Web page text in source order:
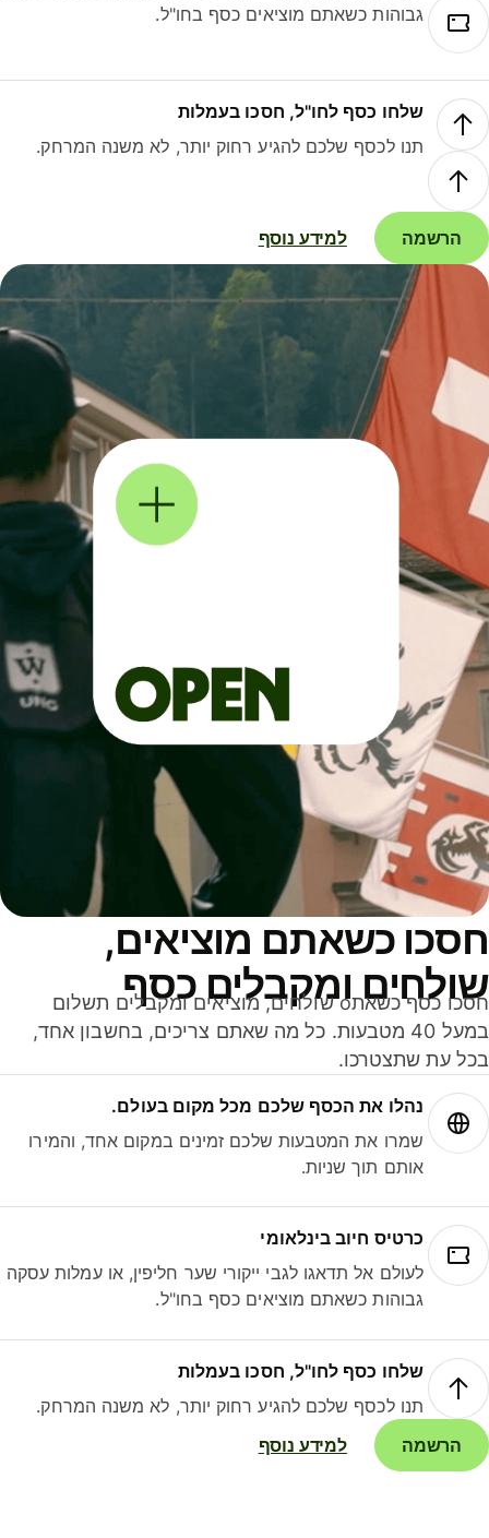
גבוהות כשאתם מוציאים כסף בחו"ל.
שלחו כסף לחו"ל, חסכו בעמלות
תנו לכסף שלכם להגיע רחוק יותר, לא משנה המרחק.
הרשמה למידע נוסף
כשאתם מוציאים,
ומקבלים כסף
חסכו כסף כשאתo שולחים, מוציאים ומקבלים תשלום
במעל 40 מטבעות. כל מה שאתם צריכים, בחשבון אחד,
עת שתצטרכו.
נהלו את הכסף שלכם מכל מקום בעולם.
שמרו את המטבעות שלכם זמינים במקום אחד, והמירו
אותם תוך שניות.
כרטיס חיוב בינלאומי
לעולם אל תדאגו לגבי ייקורי שער חליפין, או עמלות עסקה
גבוהות כשאתם מוציאים כסף בחו"ל.
שלחו כסף לחו"ל, חסכו בעמלות
תנו לכסף שלכם להגיע רחוק יותר, לא משנה המרחק.
הרשמה
למידע נוסף